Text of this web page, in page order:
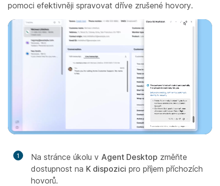
pomoci efektivněji spravovat dříve zrušené hovory.
1 Na stránce úkolu v Agent Desktop změňte
dostupnost na K dispozici pro příjem příchozích
hovorů.